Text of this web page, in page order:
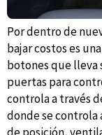
Por dentro de
bajar costos es
botones que lleva
puertas para
controla a través
donde se